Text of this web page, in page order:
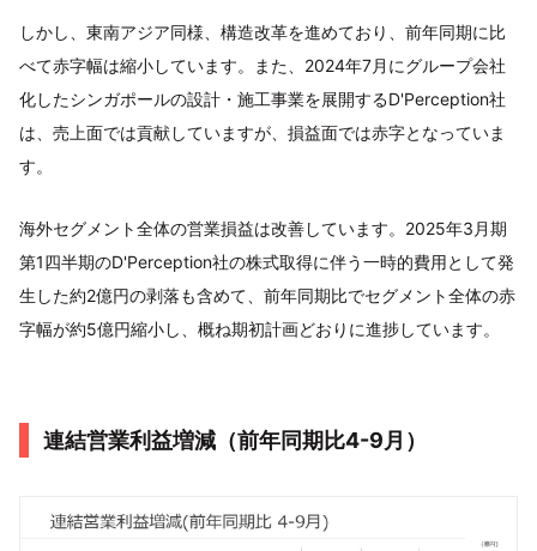
しかし、東南アジア同様、構造改革を進めており、前年同期に比
べて赤字幅は縮小しています。また、2024年7月にグループ会社
化したシンガポールの設計・施工事業を展開するD'Perception社
は、売上面では貢献していますが、損益面では赤字となっていま
す。
海外セグメント全体の営業損益は改善しています。2025年3月期
第1四半期のD'Perception社の株式取得に伴う一時的費用として発
生した約2億円の剥落も含めて、前年同期比でセグメント全体の赤
字幅が約5億円縮小し、概ね期初計画どおりに進捗しています。
連結営業利益増減（前年同期比4-9月）